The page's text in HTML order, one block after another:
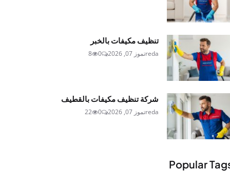
تنظيف مكيفات بالخبر
redaتموز 07, 2026 0
8
شركة تنظيف مكيفات بالقطيف
redaتموز 07, 2026 0
22
Popular